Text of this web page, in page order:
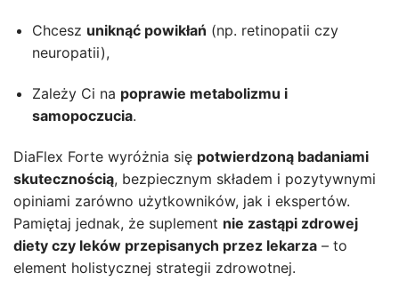
Chcesz uniknąć powikłań (np. retinopatii czy
neuropatii),
Zależy Ci na poprawie metabolizmu i
samopoczucia.
DiaFlex Forte wyróżnia się potwierdzoną badaniami
skutecznością, bezpiecznym składem i pozytywnymi
opiniami zarówno użytkowników, jak i ekspertów.
Pamiętaj jednak, że suplement nie zastąpi zdrowej
diety czy leków przepisanych przez lekarza – to
element holistycznej strategii zdrowotnej.